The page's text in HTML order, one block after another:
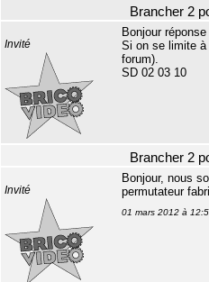
Brancher 2
Invité
Bonjour réponse
Si on se limite à
forum).
SD 02 03 10
Brancher 2
Invité
Bonjour, nous
permutateur
01 mars 2012 à